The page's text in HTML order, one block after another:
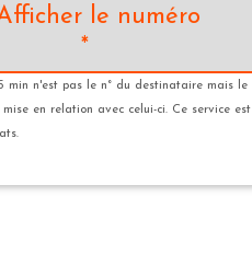
le numéro
*
min n'est pas le n° du destinataire mais le
mise en relation avec celui-ci. Ce service est